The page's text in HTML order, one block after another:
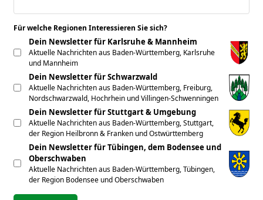
Für welche Regionen Interessieren Sie sich?
Dein Newsletter für Karlsruhe & Mannheim
Aktuelle Nachrichten aus Baden-Württemberg, Karlsruhe
und Mannheim
Dein Newsletter für Schwarzwald
Aktuelle Nachrichten aus Baden-Württemberg, Freiburg,
Nordschwarzwald, Hochrhein und Villingen-Schwenningen
Dein Newsletter für Stuttgart & Umgebung
Aktuelle Nachrichten aus Baden-Württemberg, Stuttgart,
der Region Heilbronn & Franken und Ostwürttemberg
Dein Newsletter für Tübingen, dem Bodensee und
Oberschwaben
Aktuelle Nachrichten aus Baden-Württemberg, Tübingen,
der Region Bodensee und Oberschwaben